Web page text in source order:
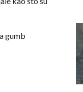
gumb